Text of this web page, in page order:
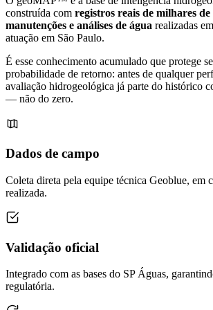
construída com registros reais de milhares
manutenções e análises de água realizadas
atuação em São Paulo.
É esse conhecimento acumulado que protege
probabilidade de retorno: antes de qualquer
avaliação hidrogeológica já parte do histórico
— não do zero.
Dados de campo
Coleta direta pela equipe técnica Geoblue, em
realizada.
Validação oficial
Integrado com as bases do SP Águas,
regulatória.